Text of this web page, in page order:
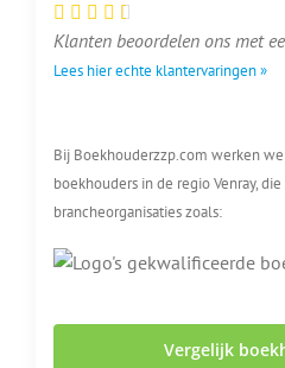
Klanten beoordelen ons met
Lees hier echte klantervaringen »
Bij Boekhouderzzp.com werken
boekhouders in de regio Venray,
brancheorganisaties zoals:
Vergelijk